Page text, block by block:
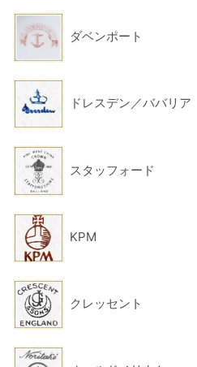
ダベンポート
ドレスデン／ババリア
スタッフォード
KPM
クレッセント